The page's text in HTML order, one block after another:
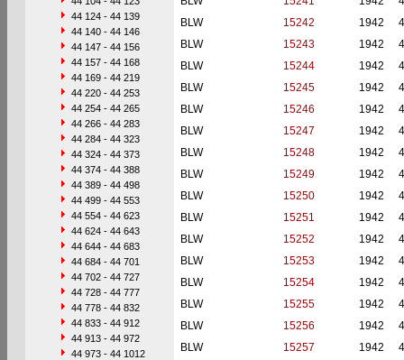
44 124 - 44 139
44 140 - 44 146
44 147 - 44 156
44 157 - 44 168
44 169 - 44 219
44 220 - 44 253
44 254 - 44 265
44 266 - 44 283
44 284 - 44 323
44 324 - 44 373
44 374 - 44 388
44 389 - 44 498
44 499 - 44 553
44 554 - 44 623
44 624 - 44 643
44 644 - 44 683
44 684 - 44 701
44 702 - 44 727
44 728 - 44 777
44 778 - 44 832
44 833 - 44 912
44 913 - 44 972
44 973 - 44 1012
BLW
15242 1942
BLW
15243 1942
BLW
15244 1942
BLW
15245 1942
BLW
15246 1942
BLW
15247 1942
BLW
15248 1942
BLW
15249 1942
BLW
15250 1942
BLW
15251 1942
BLW
15252 1942
BLW
15253 1942
BLW
15254 1942
BLW
15255 1942
BLW
15256 1942
BLW
15257 1942